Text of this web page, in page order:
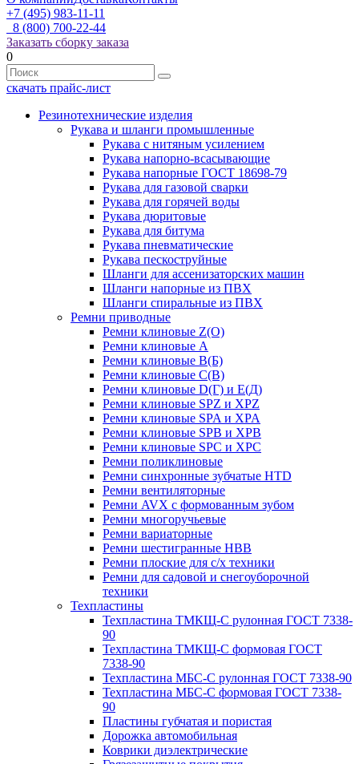
+7 (495) 983-11-11
8 (800) 700-22-44
Заказать сборку заказа
0
скачать прайс-лист
Резинотехнические изделия
Рукава и шланги промышленные
Рукава с нитяным усилением
Рукава напорно-всасывающие
Рукава напорные ГОСТ 18698-79
Рукава для газовой сварки
Рукава для горячей воды
Рукава дюритовые
Рукава для битума
Рукава пневматические
Рукава пескоструйные
Шланги для ассенизаторских машин
Шланги напорные из ПВХ
Шланги спиральные из ПВХ
Ремни приводные
Ремни клиновые Z(О)
Ремни клиновые А
Ремни клиновые В(Б)
Ремни клиновые С(В)
Ремни клиновые D(Г) и Е(Д)
Ремни клиновые SPZ и XPZ
Ремни клиновые SPA и XPA
Ремни клиновые SPB и XPB
Ремни клиновые SPC и XPC
Ремни поликлиновые
Ремни синхронные зубчатые HTD
Ремни вентиляторные
Ремни AVX с формованным зубом
Ремни многоручьевые
Ремни вариаторные
Ремни шестигранные HBB
Ремни плоские для с/х техники
Ремни для садовой и снегоуборочной
техники
Техпластины
Техпластина ТМКЩ-С рулонная ГОСТ 7338-
90
Техпластина ТМКЩ-С формовая ГОСТ
7338-90
Техпластина МБС-С рулонная ГОСТ 7338-90
Техпластина МБС-С формовая ГОСТ 7338-
90
Пластины губчатая и пористая
Дорожка автомобильная
Коврики диэлектрические